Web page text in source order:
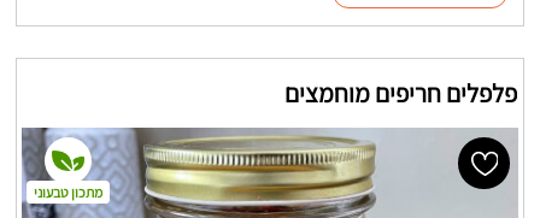
פלפלים חריפים מוחמצים
מתכון טבעוני